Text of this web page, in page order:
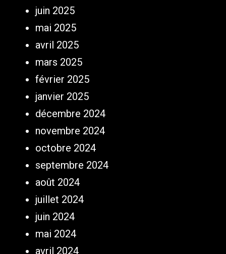
juin 2025
mai 2025
avril 2025
mars 2025
février 2025
janvier 2025
décembre 2024
novembre 2024
octobre 2024
septembre 2024
août 2024
juillet 2024
juin 2024
mai 2024
avril 2024